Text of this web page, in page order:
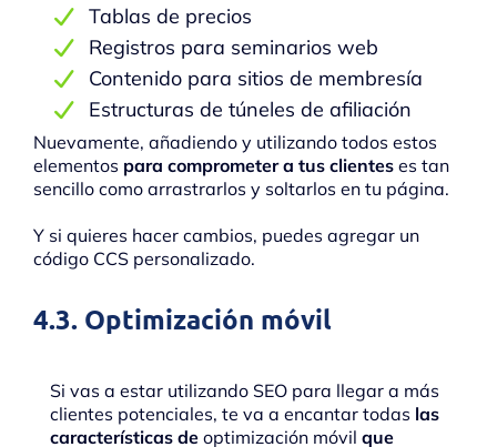
Tablas de precios
Registros para seminarios web
Contenido para sitios de membresía
Estructuras de túneles de afiliación
Nuevamente, añadiendo y utilizando todos estos
elementos para comprometer a tus clientes es tan
sencillo como arrastrarlos y soltarlos en tu página.
Y si quieres hacer cambios, puedes agregar un
código CCS personalizado.
4.3. Optimización móvil
Si vas a estar utilizando SEO para llegar a más
clientes potenciales, te va a encantar todas las
características de optimización móvil que